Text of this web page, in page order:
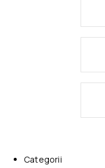
Categorii